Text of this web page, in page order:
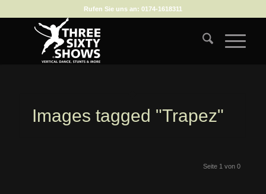
Rufen Sie uns an: 0174-1618311
Images tagged "Trapez"
Seite 1 von 0